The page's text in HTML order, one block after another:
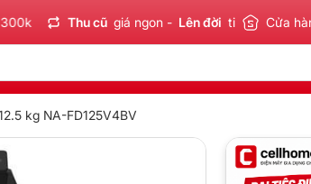
Thu cũ giá ngon - Lên đời tiết kiệm Sản
Cửa
kg NA-FD125V4BV